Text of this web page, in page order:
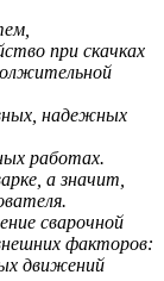
при скачках
надежных
работах.
а значит,
сварочной
факторов:
движений